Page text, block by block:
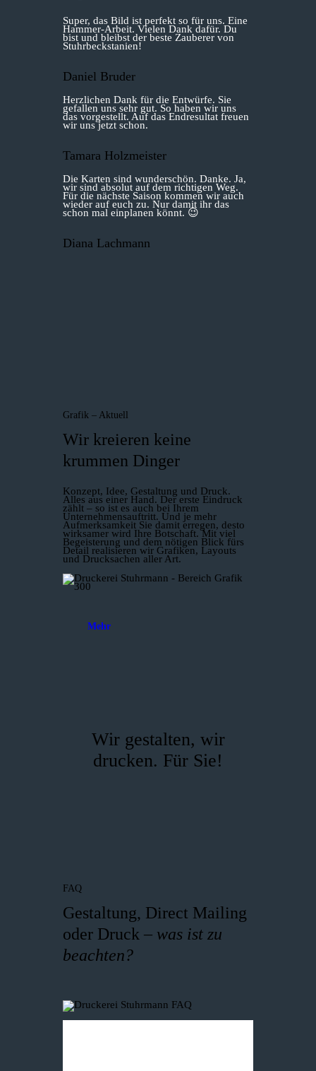
Super, das Bild ist perfekt so für uns. Eine
Hammer-Arbeit. Vielen Dank dafür. Du
bist und bleibst der beste Zauberer von
Stuhrbeckstanien!
Daniel Bruder
Herzlichen Dank für die Entwürfe. Sie
gefallen uns sehr gut. So haben wir uns
das vorgestellt. Auf das Endresultat freuen
wir uns jetzt schon.
Tamara Holzmeister
Die Karten sind wunderschön. Danke. Ja,
wir sind absolut auf dem richtigen Weg.
Für die nächste Saison kommen wir auch
wieder auf euch zu. Nur damit ihr das
schon mal einplanen könnt. 😉
Diana Lachmann
Grafik – Aktuell
Wir kreieren keine
krummen Dinger
Konzept, Idee, Gestaltung und Druck.
Alles aus einer Hand. Der erste Eindruck
zählt – so ist es auch bei Ihrem
Unternehmensauftritt. Und je mehr
Aufmerksamkeit Sie damit erregen, desto
wirksamer wird Ihre Botschaft. Mit viel
Begeisterung und dem nötigen Blick fürs
Detail realisieren wir Grafiken, Layouts
und Drucksachen aller Art.
Mehr
Wir gestalten, wir
drucken. Für Sie!
FAQ
Gestaltung, Direct Mailing
oder Druck – was ist zu
beachten?